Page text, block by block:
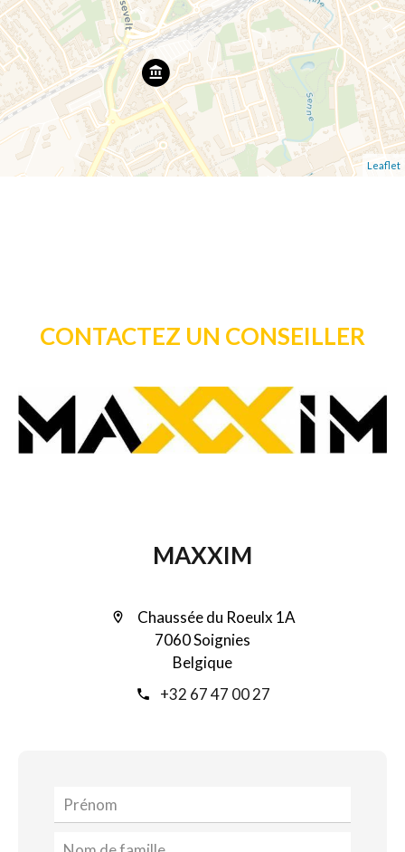
Leaflet
CONTACTEZ UN CONSEILLER
MAXXIM
Chaussée du Roeulx 1A
7060 Soignies
Belgique
+32 67 47 00 27